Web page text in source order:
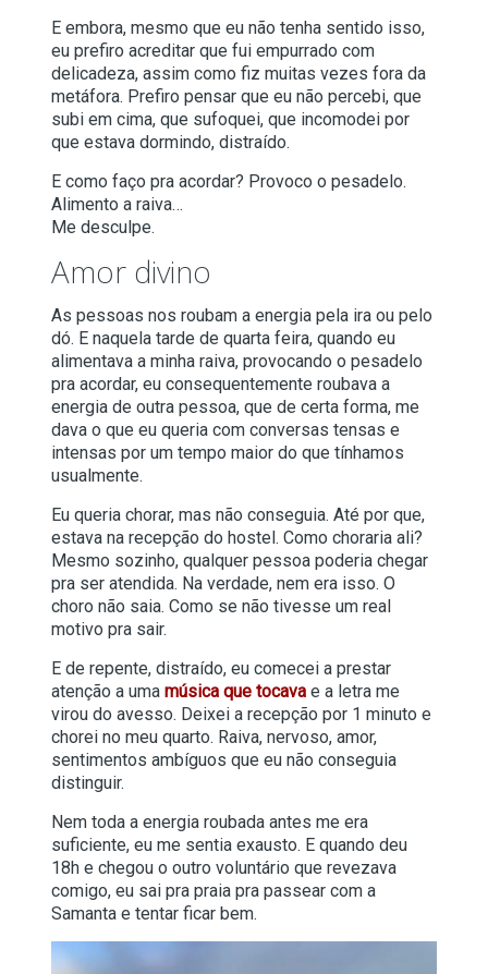
E embora, mesmo que eu não tenha sentido isso,
eu prefiro acreditar que fui empurrado com
delicadeza, assim como fiz muitas vezes fora da
metáfora. Prefiro pensar que eu não percebi, que
subi em cima, que sufoquei, que incomodei por
que estava dormindo, distraído.
E como faço pra acordar? Provoco o pesadelo.
Alimento a raiva…
Me desculpe.
Amor divino
As pessoas nos roubam a energia pela ira ou pelo
dó. E naquela tarde de quarta feira, quando eu
alimentava a minha raiva, provocando o pesadelo
pra acordar, eu consequentemente roubava a
energia de outra pessoa, que de certa forma, me
dava o que eu queria com conversas tensas e
intensas por um tempo maior do que tínhamos
usualmente.
Eu queria chorar, mas não conseguia. Até por que,
estava na recepção do hostel. Como choraria ali?
Mesmo sozinho, qualquer pessoa poderia chegar
pra ser atendida. Na verdade, nem era isso. O
choro não saia. Como se não tivesse um real
motivo pra sair.
E de repente, distraído, eu comecei a prestar
atenção a uma música que tocavae a letra me
virou do avesso. Deixei a recepção por 1 minuto e
chorei no meu quarto. Raiva, nervoso, amor,
sentimentos ambíguos que eu não conseguia
distinguir.
Nem toda a energia roubada antes me era
suficiente, eu me sentia exausto. E quando deu
18h e chegou o outro voluntário que revezava
comigo, eu sai pra praia pra passear com a
Samanta e tentar ficar bem.